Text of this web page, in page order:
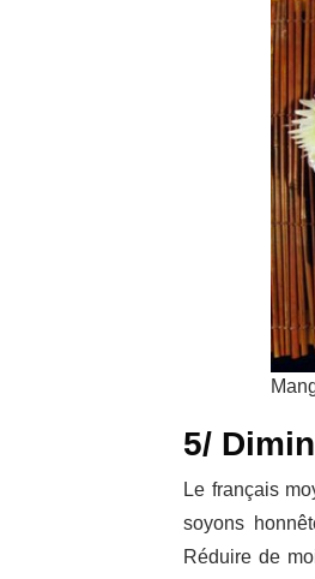
5/
Le français
soyons
Réduire de